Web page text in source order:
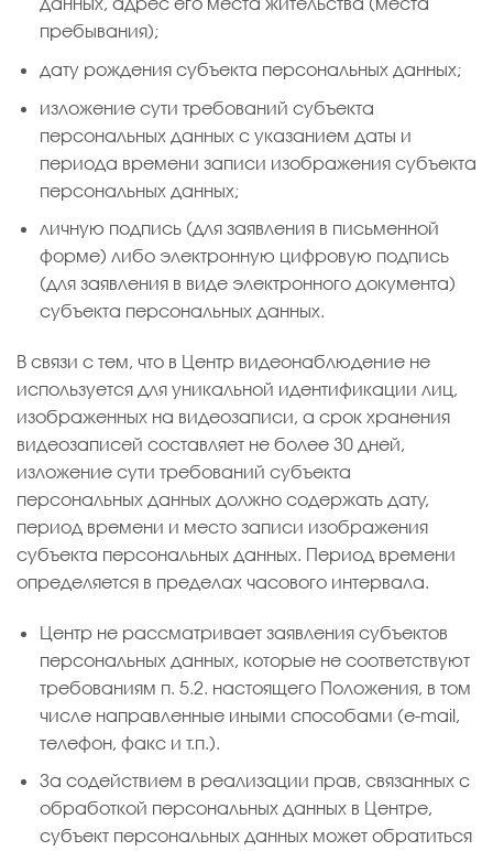
пребывания);
дату рождения субъекта персональных данных;
изложение сути требований субъекта
персональных данных с указанием даты и
периода времени записи изображения субъекта
персональных данных;
личную подпись (для заявления в письменной
форме) либо электронную цифровую подпись
(для заявления в виде электронного документа)
субъекта персональных данных.
В связи с тем, что в Центр видеонаблюдение не
используется для уникальной идентификации лиц,
изображенных на видеозаписи, а срок хранения
видеозаписей составляет не более 30 дней,
изложение сути требований субъекта
персональных данных должно содержать дату,
период времени и место записи изображения
субъекта персональных данных. Период времени
определяется в пределах часового интервала.
Центр не рассматривает заявления субъектов
персональных данных, которые не соответствуют
требованиям п. 5.2. настоящего Положения, в том
числе направленные иными способами (e-mail,
телефон, факс и т.п.).
За содействием в реализации прав, связанных с
обработкой персональных данных в Центре,
субъект персональных данных может обратиться